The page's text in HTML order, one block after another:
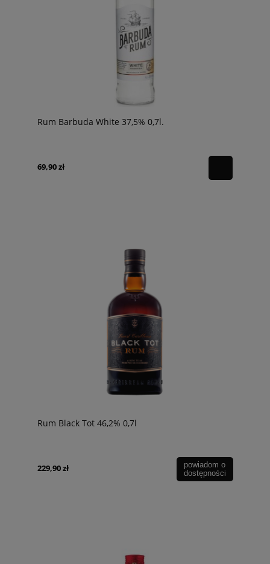
Rum Barbuda White 37,5% 0,7l.
69,90 zł
Rum Black Tot 46,2% 0,7l
229,90 zł
powiadom o
dostępności